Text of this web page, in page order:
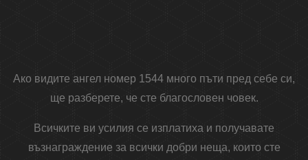
Ако видите ангел номер 1544 много пъти пред себе си,
ще разберете, че сте благословен човек.
Всичките ви усилия се изплатиха и получавате
възнаграждение за всички добри неща, които сте